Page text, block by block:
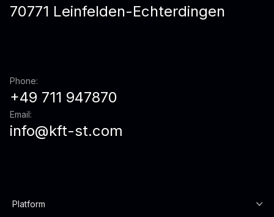
70771 Leinfelden-Echterdingen
Phone:
+49 711 947870
Email:
info@kft-st.com
Platform